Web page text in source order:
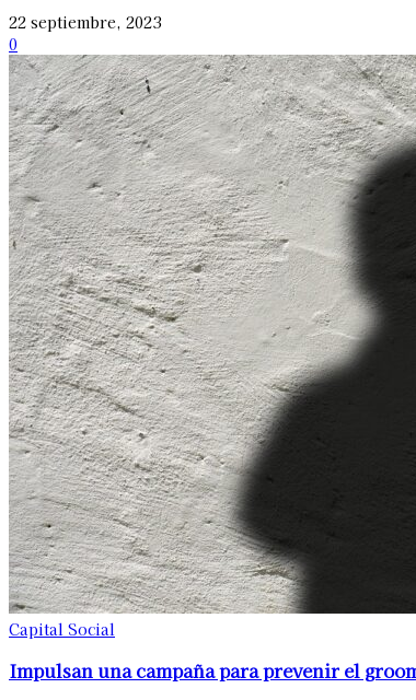
22 septiembre, 2023
0
Capital Social
Impulsan una campaña para prevenir el